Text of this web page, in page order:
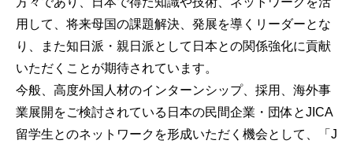
用して、将来母国の課題解決、発展を導くリーダーとな
り、また知日派・親日派として日本との関係強化に貢献
いただくことが期待されています。
今般、高度外国人材のインターンシップ、採用、海外事
業展開をご検討されている日本の民間企業・団体とJICA
留学生とのネットワークを形成いただく機会として、「J